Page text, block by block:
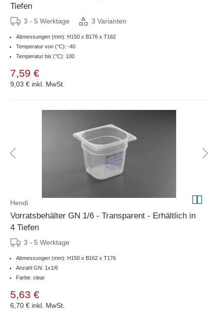
Tiefen
3 - 5 Werktage 3 Varianten
Abmessungen (mm): H150 x B176 x T162
Temperatur von (°C): -40
Temperatur bis (°C): 100
7,59 €
9,03 € inkl. MwSt.
Hendi
Vorratsbehälter GN 1/6 - Transparent - Erhältlich in
4 Tiefen
3 - 5 Werktage
Abmessungen (mm): H150 x B162 x T176
Anzahl GN: 1x1/6
Farbe: clear
5,63 €
6,70 € inkl. MwSt.